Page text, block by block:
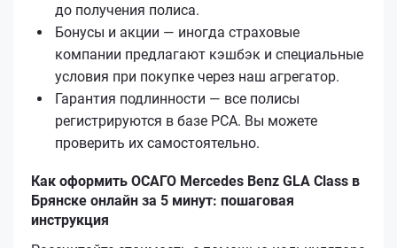
до получения полиса.
Бонусы и акции — иногда страховые
компании предлагают кэшбэк и специальные
условия при покупке через наш агрегатор.
Гарантия подлинности — все полисы
регистрируются в базе РСА. Вы можете
проверить их самостоятельно.
Как оформить ОСАГО Mercedes Benz GLA Class в
Брянске онлайн за 5 минут: пошаговая
инструкция